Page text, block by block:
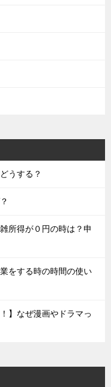
うする？
所得が０円の時は？申
をする時の時間の使い
】なぜ漫画やドラマっ